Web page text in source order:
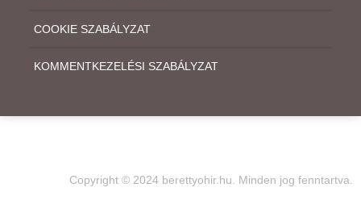
COOKIE SZABÁLYZAT
KOMMENTKEZELÉSI SZABÁLYZAT
Copyright © 2024 berettyohir.hu. Minden jog fenntartva.